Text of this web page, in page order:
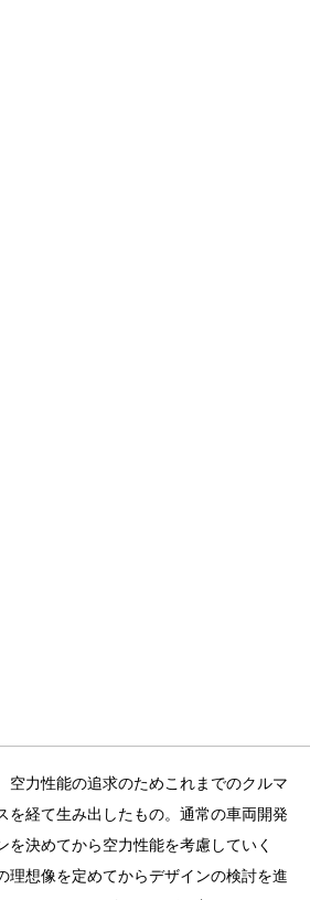
空力性能の追求のためこれまでのクルマ
を経て生み出したもの。通常の車両開発
を決めてから空力性能を考慮していく
理想像を定めてからデザインの検討を進